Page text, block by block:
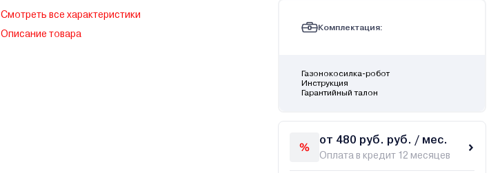
Смотреть все характеристики
Описание товара
Комплектация:
Газонокосилка-робот
Инструкция
Гарантийный талон
от 480 руб. руб. / мес.
Оплата в кредит 12 месяцев